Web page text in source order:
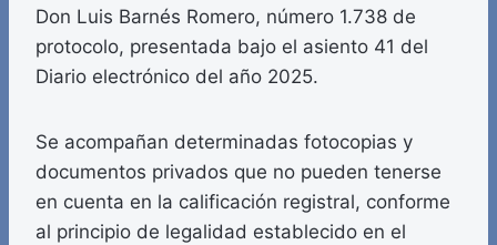
Don Luis Barnés Romero, número 1.738 de
protocolo, presentada bajo el asiento 41 del
Diario electrónico del año 2025.
Se acompañan determinadas fotocopias y
documentos privados que no pueden tenerse
en cuenta en la calificación registral, conforme
al principio de legalidad establecido en el